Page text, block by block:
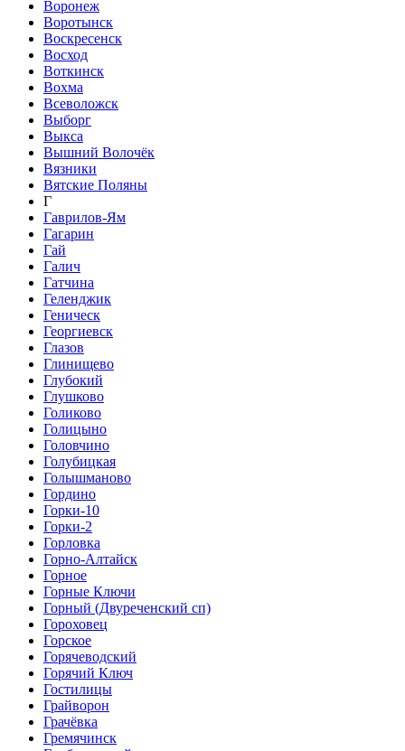
Воронеж
Воротынск
Воскресенск
Восход
Воткинск
Вохма
Всеволожск
Выборг
Выкса
Вышний Волочёк
Вязники
Вятские Поляны
Г
Гаврилов-Ям
Гагарин
Гай
Галич
Гатчина
Геленджик
Геническ
Георгиевск
Глазов
Глинищево
Глубокий
Глушково
Голиково
Голицыно
Головчино
Голубицкая
Голышманово
Гордино
Горки-10
Горки-2
Горловка
Горно-Алтайск
Горное
Горные Ключи
Горный (Двуреченский сп)
Гороховец
Горское
Горячеводский
Горячий Ключ
Гостилицы
Грайворон
Грачёвка
Гремячинск